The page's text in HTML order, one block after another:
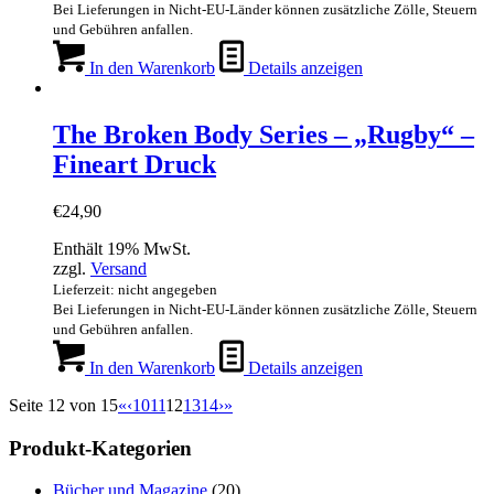
Bei Lieferungen in Nicht-EU-Länder können zusätzliche Zölle, Steuern
und Gebühren anfallen.
In den Warenkorb Details anzeigen
The Broken Body Series – „Rugby“ –
Fineart Druck
€24,90
Enthält 19% MwSt.
zzgl. Versand
Lieferzeit: nicht angegeben
Bei Lieferungen in Nicht-EU-Länder können zusätzliche Zölle, Steuern
und Gebühren anfallen.
In den Warenkorb
Details anzeigen
Seite 12 von 15«‹1011121314›»
Produkt-Kategorien